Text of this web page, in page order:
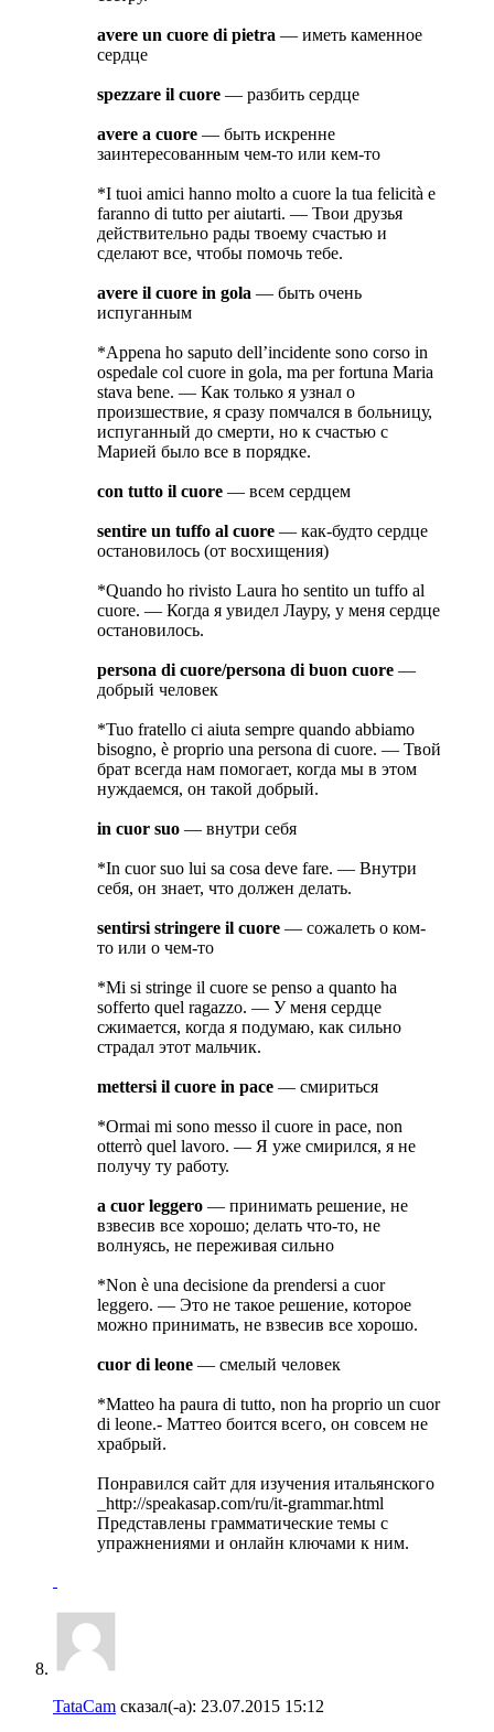
avere un cuore di pietra — иметь каменное
сердце
spezzare il cuore — разбить сердце
avere a cuore — быть искренне
заинтересованным чем-то или кем-то
*I tuoi amici hanno molto a cuore la tua felicità e
faranno di tutto per aiutarti. — Твои друзья
действительно рады твоему счастью и
сделают все, чтобы помочь тебе.
avere il cuore in gola — быть очень
испуганным
*Appena ho saputo dell’incidente sono corso in
ospedale col cuore in gola, ma per fortuna Maria
stava bene. — Как только я узнал о
произшествие, я сразу помчался в больницу,
испуганный до смерти, но к счастью с
Марией было все в порядке.
con tutto il cuore — всем сердцем
sentire un tuffo al cuore — как-будто сердце
остановилось (от восхищения)
*Quando ho rivisto Laura ho sentito un tuffo al
cuore. — Когда я увидел Лауру, у меня сердце
остановилось.
persona di cuore/persona di buon cuore —
добрый человек
*Tuo fratello ci aiuta sempre quando abbiamo
bisogno, è proprio una persona di cuore. — Твой
брат всегда нам помогает, когда мы в этом
нуждаемся, он такой добрый.
in cuor suo — внутри себя
*In cuor suo lui sa cosa deve fare. — Внутри
себя, он знает, что должен делать.
sentirsi stringere il cuore — сожалеть о ком-
то или о чем-то
*Mi si stringe il cuore se penso a quanto ha
sofferto quel ragazzo. — У меня сердце
сжимается, когда я подумаю, как сильно
страдал этот мальчик.
mettersi il cuore in pace — смириться
*Ormai mi sono messo il cuore in pace, non
otterrò quel lavoro. — Я уже смирился, я не
получу ту работу.
a cuor leggero — принимать решение, не
взвесив все хорошо; делать что-то, не
волнуясь, не переживая сильно
*Non è una decisione da prendersi a cuor
leggero. — Это не такое решение, которое
можно принимать, не взвесив все хорошо.
cuor di leone — смелый человек
*Matteo ha paura di tutto, non ha proprio un cuor
di leone.- Маттео боится всего, он совсем не
храбрый.
Понравился сайт для изучения итальянского
_http://speakasap.com/ru/it-grammar.html
Представлены грамматические темы с
упражнениями и онлайн ключами к ним.
TataCam сказал(-а): 23.07.2015 15:12